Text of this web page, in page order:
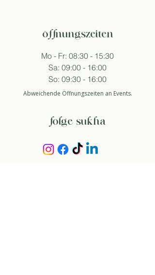
öffnungszeiten
Mo - Fr: 08:30 - 15:30
Sa: 09:00 - 16:00
So: 09:30 - 16:00
Abweichende Öffnungszeiten an Events.
folge sukha